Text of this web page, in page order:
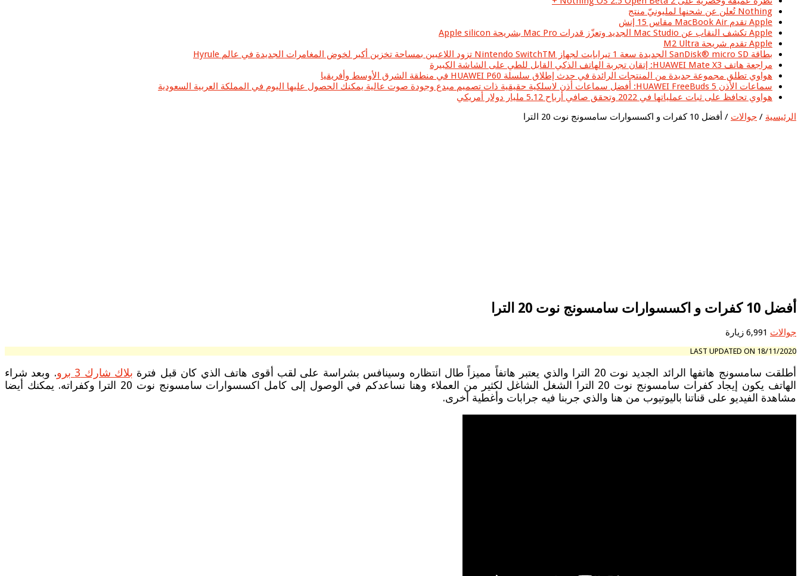
Nothing تُعلن عن شحنها لمليونيّ منتج
Apple تقدم MacBook Air مقاس 15 إنش
Apple تكشف النقاب عن Mac Studio الجديد وتعزّز قدرات Mac Pro بشريحة Apple silicon
Apple تقدم شريحة M2 Ultra
بطاقة SanDisk® micro SD الجديدة سعة 1 تيرابايت لجهاز Nintendo SwitchTM تزود اللاعبين بمساحة تخزين أكبر لخوض المغامرات الجديدة في عالم Hyrule
مراجعة هاتف HUAWEI Mate X3: إتقان تجربة الهاتف الذكي القابل للطي على الشاشة الكبيرة
هواوي تطلق مجموعة جديدة من المنتجات الرائدة في حدث إطلاق سلسلة HUAWEI P60 في منطقة الشرق الأوسط وأفريقيا
سماعات الأذن HUAWEI FreeBuds 5: أفضل سماعات أذن لاسلكية حقيقية ذات تصميم مبدع وجودة صوت عالية يمكنك الحصول عليها اليوم في المملكة العربية السعودية
هواوي تحافظ على ثبات عملياتها في 2022 وتحقق صافي أرباح 5.12 مليار دولار أمريكي
الرئيسية / جوالات / أفضل 10 كفرات و اكسسوارات سامسونج نوت 20 الترا
أفضل 10 كفرات و اكسسوارات سامسونج نوت 20 الترا
جوالات 6,991 زيارة
LAST UPDATED ON 18/11/2020
أطلقت سامسونج هاتفها الرائد الجديد نوت 20 الترا والذي يعتبر هاتفاً مميزاً طال انتظاره وسينافس بشراسة على لقب أقوى هاتف الذي كان قبل فترة بلاك شارك 3 برو
. وبعد شراء
الهاتف يكون إيجاد كفرات سامسونج نوت 20 الترا الشغل الشاغل لكثير من العملاء وهنا نساعدكم في الوصول إلى كامل اكسسوارات سامسونج نوت 20 الترا وكفراته. يمكنك أيضا
مشاهدة الفيديو على قناتنا باليوتيوب من هنا والذي جربنا فيه جرابات وأغطية أخرى.